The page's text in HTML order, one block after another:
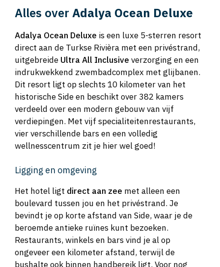
Alles over Adalya Ocean Deluxe
Adalya Ocean Deluxe is een luxe 5-sterren resort
direct aan de Turkse Rivièra met een privéstrand,
uitgebreide Ultra All Inclusive verzorging en een
indrukwekkend zwembadcomplex met glijbanen.
Dit resort ligt op slechts 10 kilometer van het
historische Side en beschikt over 382 kamers
verdeeld over een modern gebouw van vijf
verdiepingen. Met vijf specialiteitenrestaurants,
vier verschillende bars en een volledig
wellnesscentrum zit je hier wel goed!
Ligging en omgeving
Het hotel ligt direct aan zee met alleen een
boulevard tussen jou en het privéstrand. Je
bevindt je op korte afstand van Side, waar je de
beroemde antieke ruïnes kunt bezoeken.
Restaurants, winkels en bars vind je al op
ongeveer een kilometer afstand, terwijl de
bushalte ook binnen handbereik ligt. Voor nog